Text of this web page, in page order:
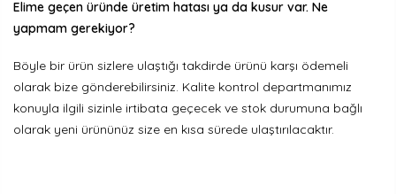
Elime geçen üründe üretim hatası ya da kusur var. Ne
yapmam gerekiyor?
Böyle bir ürün sizlere ulaştığı takdirde ürünü karşı ödemeli
olarak bize gönderebilirsiniz. Kalite kontrol departmanımız
konuyla ilgili sizinle irtibata geçecek ve stok durumuna bağlı
olarak yeni ürününüz size en kısa sürede ulaştırılacaktır.